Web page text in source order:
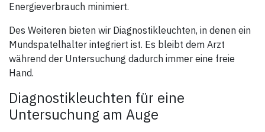
Energieverbrauch minimiert.
Des Weiteren bieten wir Diagnostikleuchten, in denen ein
Mundspatelhalter integriert ist. Es bleibt dem Arzt
während der Untersuchung dadurch immer eine freie
Hand.
Diagnostikleuchten für eine
Untersuchung am Auge